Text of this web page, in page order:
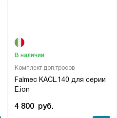
Комплект доп.тросов
Falmec KACL.140 для серии
E.ion
В наличии
4 800 руб.